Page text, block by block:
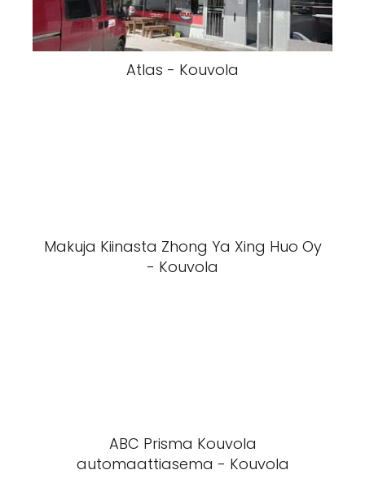
Atlas - Kouvola
Makuja Kiinasta Zhong Ya Xing Huo Oy
- Kouvola
ABC Prisma Kouvola
automaattiasema - Kouvola